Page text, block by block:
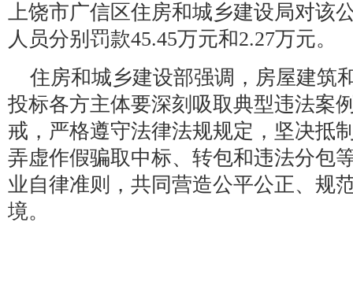
上饶市广信区住房和城乡建设局对该
人员分别罚款45.45万元和2.27万元。
住房和城乡建设部强调，房屋建筑
投标各方主体要深刻吸取典型违法案
戒，严格遵守法律法规规定，坚决抵
弄虚作假骗取中标、转包和违法分包
业自律准则，共同营造公平公正、规
境。